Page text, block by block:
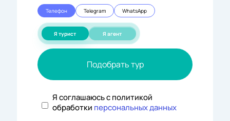
Телефон Telegram WhatsApp
Я турист Я агент
Подобрать тур
Я соглашаюсь с политикой
обработки персональных данных